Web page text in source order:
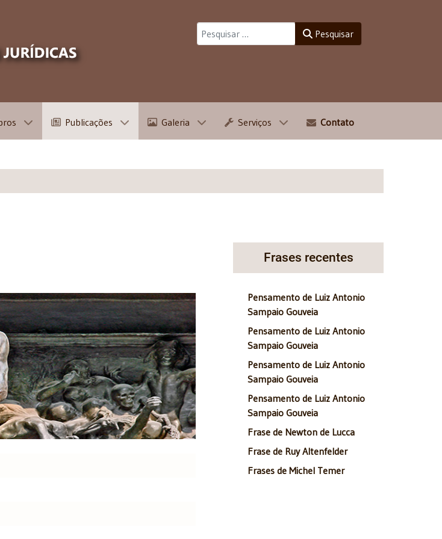
Pesquisar
Publicações Galeria Serviços Contato
Frases recentes
Pensamento de Luiz Antonio
Sampaio Gouveia
Pensamento de Luiz Antonio
Sampaio Gouveia
Pensamento de Luiz Antonio
Sampaio Gouveia
Pensamento de Luiz Antonio
Sampaio Gouveia
Frase de Newton de Lucca
Frase de Ruy Altenfelder
Frases de Michel Temer